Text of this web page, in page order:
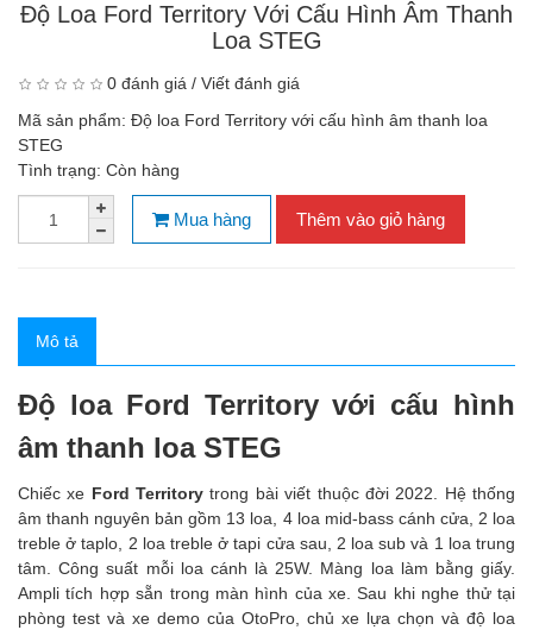
Độ Loa Ford Territory Với Cấu Hình Âm Thanh
Loa STEG
0 đánh giá / Viết đánh giá
Mã sản phẩm: Độ loa Ford Territory với cấu hình âm thanh loa
STEG
Tình trạng: Còn hàng
Mua hàng Thêm vào giỏ hàng
Mô tả
Độ loa Ford Territory với cấu hình
âm thanh loa STEG
Chiếc xe Ford Territory trong bài viết thuộc đời 2022. Hệ thống
âm thanh nguyên bản gồm 13 loa, 4 loa mid-bass cánh cửa, 2 loa
treble ở taplo, 2 loa treble ở tapi cửa sau, 2 loa sub và 1 loa trung
tâm. Công suất mỗi loa cánh là 25W. Màng loa làm bằng giấy.
Ampli tích hợp sẵn trong màn hình của xe. Sau khi nghe thử tại
phòng test và xe demo của OtoPro, chủ xe lựa chọn và độ loa